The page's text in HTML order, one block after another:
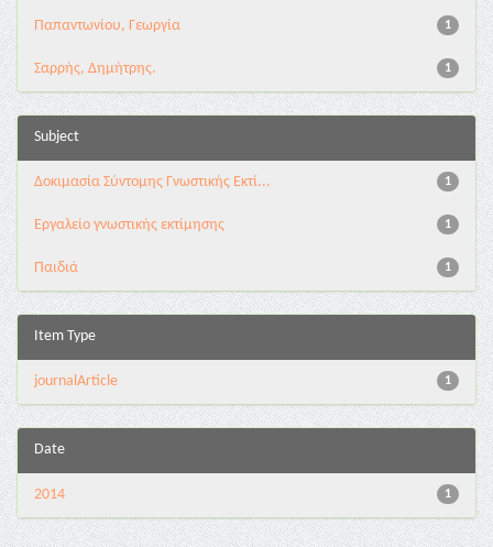
1
Παπαντωνίου, Γεωργία
1
Σαρρής, Δημήτρης.
Subject
1
Δοκιμασία Σύντομης Γνωστικής Εκτί...
1
Εργαλείο γνωστικής εκτίμησης
1
Παιδιά
Item Type
1
journalArticle
Date
1
2014